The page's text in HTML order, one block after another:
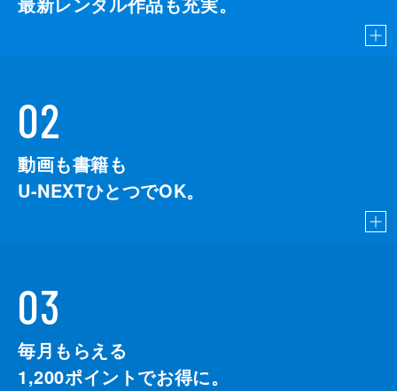
02
動画も書籍も
U-NEXTひとつでOK。
03
毎月もらえる
1,200ポイントでお得に。